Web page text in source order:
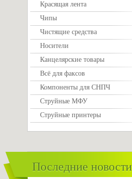
Красящая лента
Чипы
Чистящие средства
Носители
Канцелярские товары
Всё для факсов
Компоненты для СНПЧ
Струйные МФУ
Струйные принтеры
Последние новости